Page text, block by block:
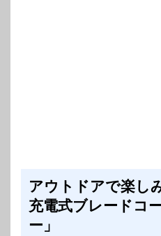
アウトドアで楽し
充電式ブレードコ
ー」